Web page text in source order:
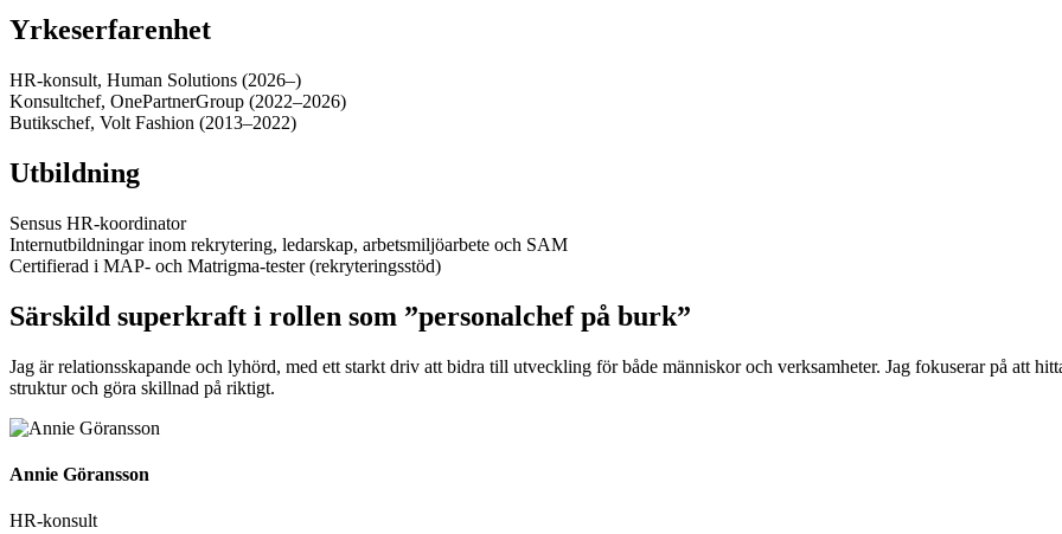
Yrkeserfarenhet
HR-konsult, Human Solutions (2026–)
Konsultchef, OnePartnerGroup (2022–2026)
Butikschef, Volt Fashion (2013–2022)
Utbildning
Sensus HR-koordinator
Internutbildningar inom rekrytering, ledarskap, arbetsmiljöarbete och SAM
Certifierad i MAP- och Matrigma-tester (rekryteringsstöd)
Särskild superkraft i rollen som ”personalchef på burk”
Jag är relationsskapande och lyhörd, med ett starkt driv att bidra till utveckling för både människor och verksamheter. Jag fokuserar på att
struktur och göra skillnad på riktigt.
Annie Göransson
HR-konsult